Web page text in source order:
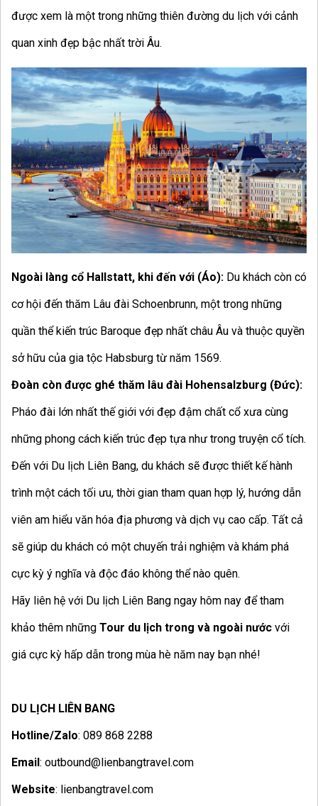
được xem là một trong những thiên đường du lịch với cảnh
quan xinh đẹp bậc nhất trời Âu.
Ngoài làng cổ Hallstatt, khi đến với (Áo): Du khách còn có
cơ hội đến thăm Lâu đài Schoenbrunn, một trong những
quần thể kiến trúc Baroque đẹp nhất châu Âu và thuộc quyền
sở hữu của gia tộc Habsburg từ năm 1569.
Đoàn còn được ghé thăm lâu đài Hohensalzburg (Đức):
Pháo đài lớn nhất thế giới với đẹp đậm chất cổ xưa cùng
những phong cách kiến trúc đẹp tựa như trong truyện cổ tích.
Đến với Du lịch Liên Bang, du khách sẽ được thiết kế hành
trình một cách tối ưu, thời gian tham quan hợp lý, hướng dẫn
viên am hiểu văn hóa địa phương và dịch vụ cao cấp. Tất cả
sẽ giúp du khách có một chuyến trải nghiệm và khám phá
cực kỳ ý nghĩa và độc đáo không thể nào quên.
Hãy liên hệ với Du lịch Liên Bang ngay hôm nay để tham
khảo thêm những Tour du lịch trong và ngoài nước với
giá cực kỳ hấp dẫn trong mùa hè năm nay bạn nhé!
DU LỊCH LIÊN BANG
Hotline/Zalo: 089 868 2288
Email: outbound@lienbangtravel.com
Website: lienbangtravel.com